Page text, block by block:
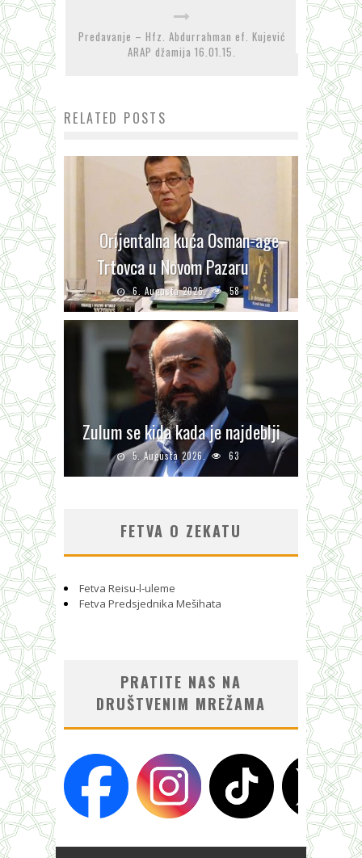
Predavanje – Hfz. Abdurrahman ef. Kujević
ARAP džamija 16.01.15.
RELATED POSTS
Orijentalna kuća Osman-age
Trtovca u Novom Pazaru
6. Augusta 2026. 58
Zulum se kida kada je najdeblji
5. Augusta 2026. 63
FETVA O ZEKATU
Fetva Reisu-l-uleme
Fetva Predsjednika Mešihata
PRATITE NAS NA
DRUŠTVENIM MREŽAMA